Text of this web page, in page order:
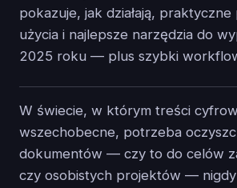
pokazuje, jak działają,
użycia i najlepsze narzędzia do
2025 roku — plus szybki
W świecie, w którym treści
wszechobecne, potrzeba
dokumentów — czy to do celów
czy osobistych projektów — nigdy